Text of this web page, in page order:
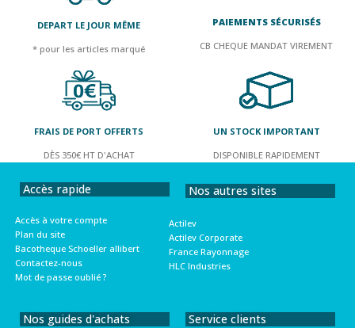
DEPART LE JOUR MÊME
* pour les articles marqué
PAIEMENTS SÉCURISÉS
CB CHEQUE MANDAT VIREMENT
FRAIS DE PORT OFFERTS
DÈS 350€ HT D'ACHAT
UN STOCK IMPORTANT
DISPONIBLE RAPIDEMENT
Accès rapide
Accès à votre compte
Plan du site
Bacotheque Schoeller allibert
Contactez-nous
Mot de passe oublié ?
Nos autres sites
Actilev
Actilev Corporate
France Rayonnage
HLC Industries
Nos guides d'achats Service clients